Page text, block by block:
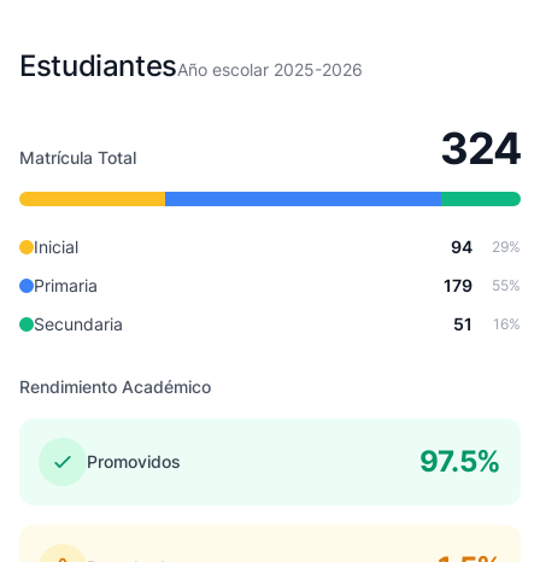
EstudiantesAño escolar 2025-2026
Matrícula Total 324
Inicial 94 29%
Primaria 179 55%
Secundaria 51 16%
Rendimiento Académico
Promovidos 97.5%